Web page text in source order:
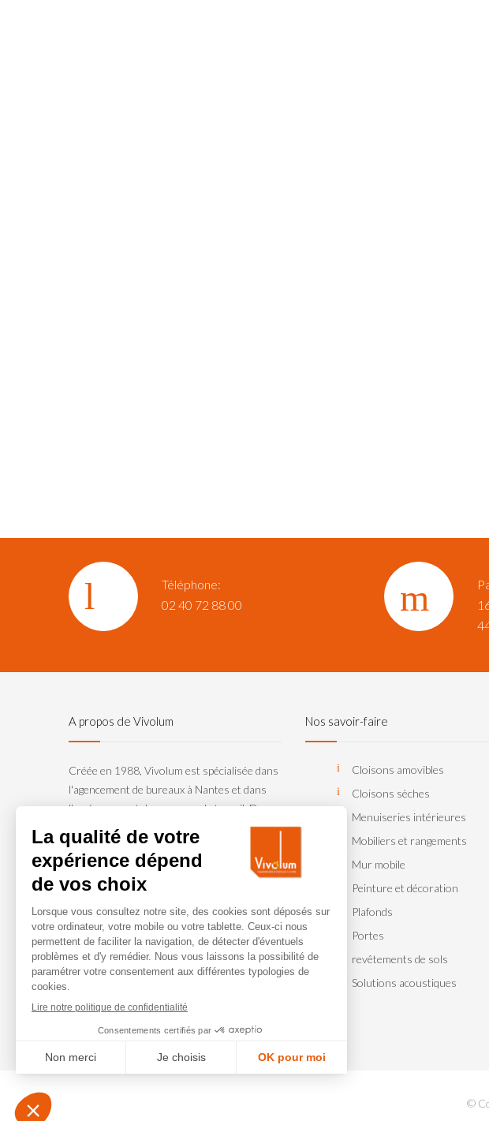
Téléphone:
02 40 72 88 00
A propos de Vivolum
Créée en 1988, Vivolum est spécialisée dans
l'agencement de bureaux à Nantes et dans
l'aménagement des espaces de travail. Du
projet global d’installation d’une entreprise, à
l’agencement de bureaux ou plus simplement
à la réalisation de petits travaux
d’aménagement et de maintenance, Vivolum
Nos savoir-faire
Cloisons amovibles
Cloisons sèches
Menuiseries intérieures
Mobiliers et rangements
Mur mobile
Peinture et décoration
Plafonds
Portes
revêtements de sols
Solutions acoustiques
©